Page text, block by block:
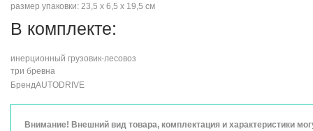
размер упаковки: 23,5 х 6,5 х 19,5 см
В комплекте:
инерционный грузовик-лесовоз
три бревна
БрендAUTODRIVE
Внимание! Внешний вид товара, комплектация и характеристики